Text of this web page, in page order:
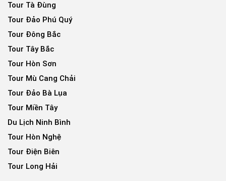
Tour Tà Đùng
Tour Đảo Phú Quý
Tour Đông Bắc
Tour Tây Bắc
Tour Hòn Sơn
Tour Mù Cang Chải
Tour Đảo Bà Lụa
Tour Miền Tây
Du Lịch Ninh Bình
Tour Hòn Nghệ
Tour Điện Biên
Tour Long Hải